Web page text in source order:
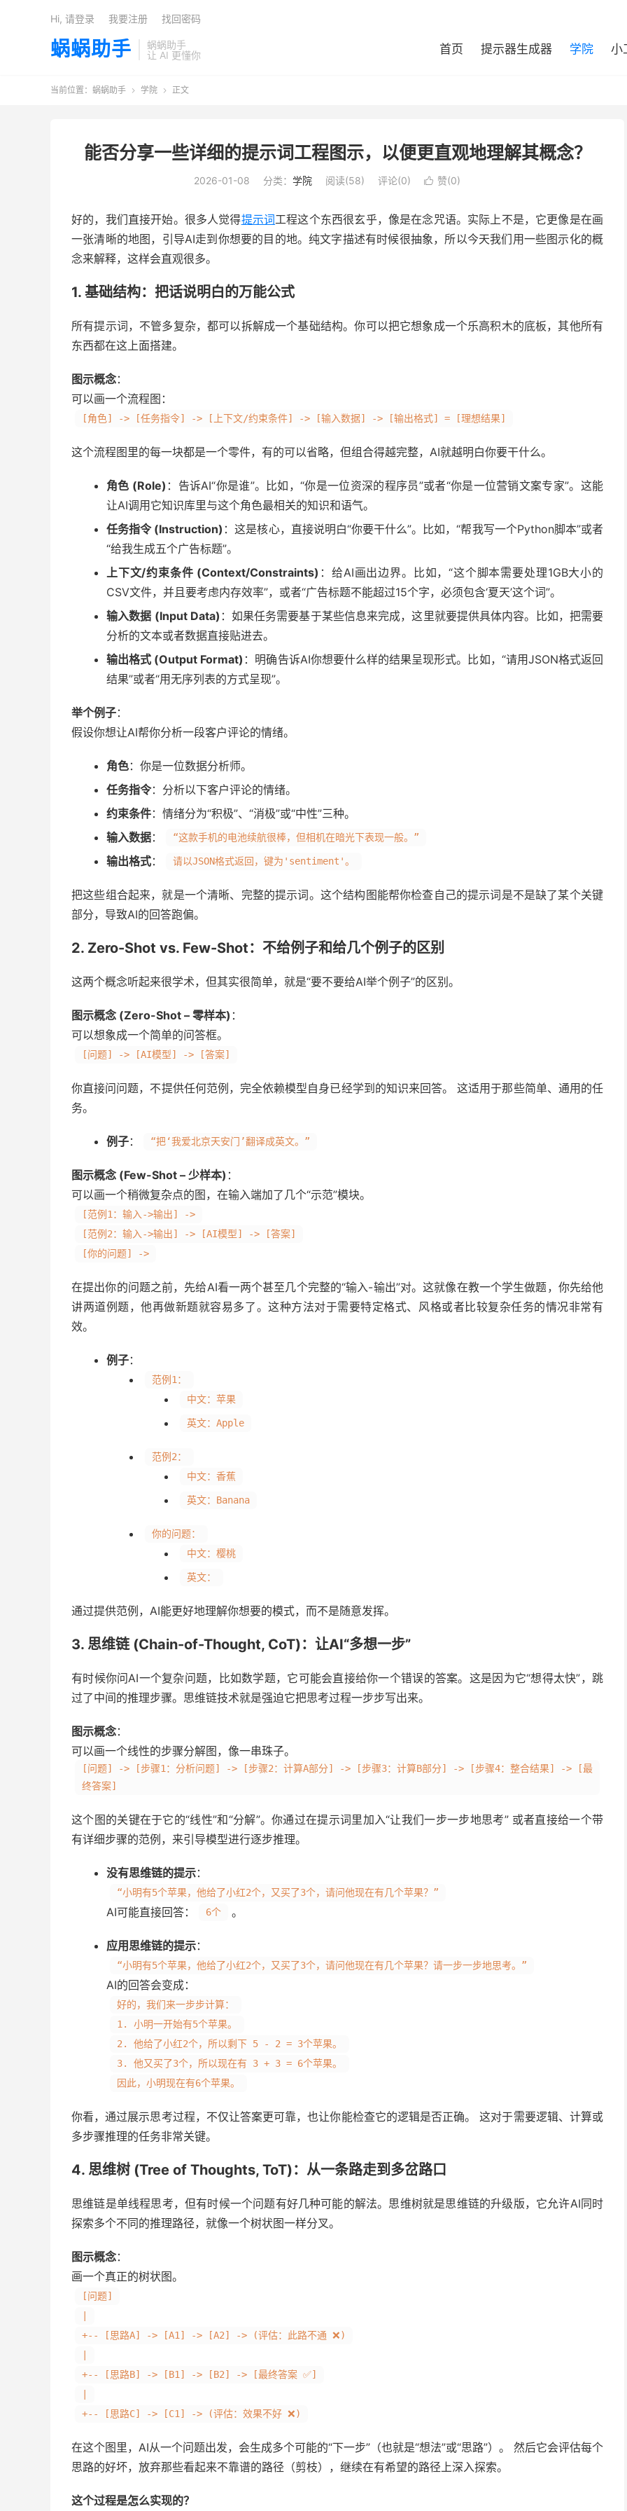
蜗蜗助手
蜗蜗助手
让 AI 更懂你
首页 提示器生成器 学院 小
Hi, 请登录 我要注册 找回密码
当前位置： 蜗蜗助手  学院  正文
能否分享一些详细的提示词工程图示，以便更直观地理解其概念？
2026-01-08 分类： 学院 阅读(58) 评论(0)  赞(0)
好的，我们直接开始。很多人觉得提示词工程这个东西很玄乎，像是在念咒语。实际上不是，它更像是在画
一张清晰的地图，引导AI走到你想要的目的地。纯文字描述有时候很抽象，所以今天我们用一些图示化的概
念来解释，这样会直观很多。
1. 基础结构：把话说明白的万能公式
所有提示词，不管多复杂，都可以拆解成一个基础结构。你可以把它想象成一个乐高积木的底板，其他所有
东西都在这上面搭建。
图示概念：
可以画一个流程图：
[角色] -> [任务指令] -> [上下文/约束条件] -> [输入数据] -> [输出格式] = [理想结果]
这个流程图里的每一块都是一个零件，有的可以省略，但组合得越完整，AI就越明白你要干什么。
角色 (Role) ：告诉AI“你是谁”。比如，“你是一位资深的程序员”或者“你是一位营销文案专家”。这能
让AI调用它知识库里与这个角色最相关的知识和语气。
任务指令 (Instruction) ：这是核心，直接说明白“你要干什么”。比如，“帮我写一个Python脚本”或者
“给我生成五个广告标题”。
上下文/约束条件 (Context/Constraints) ：给AI画出边界。比如，“这个脚本需要处理1GB大小的
CSV文件，并且要考虑内存效率”，或者“广告标题不能超过15个字，必须包含‘夏天’这个词”。
输入数据 (Input Data) ：如果任务需要基于某些信息来完成，这里就要提供具体内容。比如，把需要
分析的文本或者数据直接贴进去。
输出格式 (Output Format) ：明确告诉AI你想要什么样的结果呈现形式。比如，“请用JSON格式返回
结果”或者“用无序列表的方式呈现”。
举个例子：
假设你想让AI帮你分析一段客户评论的情绪。
角色：你是一位数据分析师。
任务指令：分析以下客户评论的情绪。
约束条件：情绪分为“积极”、“消极”或“中性”三种。
输入数据： “这款手机的电池续航很棒，但相机在暗光下表现一般。”
输出格式： 请以JSON格式返回，键为'sentiment'。
把这些组合起来，就是一个清晰、完整的提示词。这个结构图能帮你检查自己的提示词是不是缺了某个关键
部分，导致AI的回答跑偏。
2. Zero-Shot vs. Few-Shot：不给例子和给几个例子的区别
这两个概念听起来很学术，但其实很简单，就是“要不要给AI举个例子”的区别。
图示概念 (Zero-Shot – 零样本) ：
可以想象成一个简单的问答框。
[问题] -> [AI模型] -> [答案]
你直接问问题，不提供任何范例，完全依赖模型自身已经学到的知识来回答。 这适用于那些简单、通用的任
务。
例子： “把‘我爱北京天安门’翻译成英文。”
图示概念 (Few-Shot – 少样本) ：
可以画一个稍微复杂点的图，在输入端加了几个“示范”模块。
[范例1：输入->输出] ->
[范例2：输入->输出] -> [AI模型] -> [答案]
[你的问题] ->
在提出你的问题之前，先给AI看一两个甚至几个完整的“输入-输出”对。这就像在教一个学生做题，你先给他
讲两道例题，他再做新题就容易多了。这种方法对于需要特定格式、风格或者比较复杂任务的情况非常有
效。
例子：
范例1：
中文：苹果
英文：Apple
范例2：
中文：香蕉
英文：Banana
你的问题：
中文：樱桃
英文：
通过提供范例，AI能更好地理解你想要的模式，而不是随意发挥。
3. 思维链 (Chain-of-Thought, CoT)：让AI“多想一步”
有时候你问AI一个复杂问题，比如数学题，它可能会直接给你一个错误的答案。这是因为它“想得太快”，跳
过了中间的推理步骤。思维链技术就是强迫它把思考过程一步步写出来。
图示概念：
可以画一个线性的步骤分解图，像一串珠子。
[问题] -> [步骤1：分析问题] -> [步骤2：计算A部分] -> [步骤3：计算B部分] -> [步骤4：整合结果] -> [最
终答案]
这个图的关键在于它的“线性”和“分解”。你通过在提示词里加入“让我们一步一步地思考” 或者直接给一个带
有详细步骤的范例，来引导模型进行逐步推理。
没有思维链的提示：
“小明有5个苹果，他给了小红2个，又买了3个，请问他现在有几个苹果？”
AI可能直接回答： 6个 。
应用思维链的提示：
“小明有5个苹果，他给了小红2个，又买了3个，请问他现在有几个苹果？请一步一步地思考。”
AI的回答会变成：
好的，我们来一步步计算：
1. 小明一开始有5个苹果。
2. 他给了小红2个，所以剩下 5 - 2 = 3个苹果。
3. 他又买了3个，所以现在有 3 + 3 = 6个苹果。
因此，小明现在有6个苹果。
你看，通过展示思考过程，不仅让答案更可靠，也让你能检查它的逻辑是否正确。 这对于需要逻辑、计算或
多步骤推理的任务非常关键。
4. 思维树 (Tree of Thoughts, ToT)：从一条路走到多岔路口
思维链是单线程思考，但有时候一个问题有好几种可能的解法。思维树就是思维链的升级版，它允许AI同时
探索多个不同的推理路径，就像一个树状图一样分叉。
图示概念：
画一个真正的树状图。
[问题]
+-- [思路A] -> [A1] -> [A2] -> (评估：此路不通 ❌)
+-- [思路B] -> [B1] -> [B2] -> [最终答案 ✅]
+-- [思路C] -> [C1] -> (评估：效果不好 ❌)
在这个图里，AI从一个问题出发，会生成多个可能的“下一步”（也就是“想法”或“思路”）。 然后它会评估每个
思路的好坏，放弃那些看起来不靠谱的路径（剪枝），继续在有希望的路径上深入探索。
这个过程是怎么实现的？